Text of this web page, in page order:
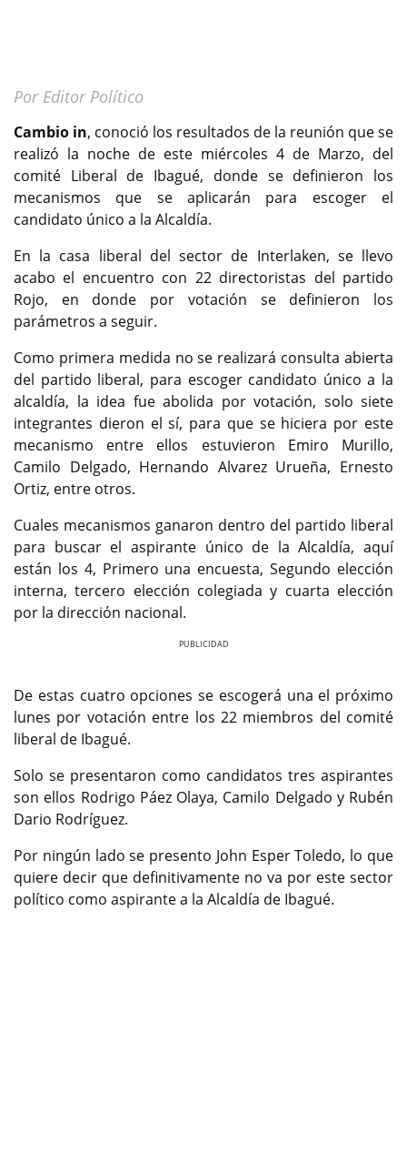
Por Editor Político
Cambio in, conoció los resultados de la reunión que se
realizó la noche de este miércoles 4 de Marzo, del
comité Liberal de Ibagué, donde se definieron los
mecanismos que se aplicarán para escoger el
candidato único a la Alcaldía.
En la casa liberal del sector de Interlaken, se llevo
acabo el encuentro con 22 directoristas del partido
Rojo, en donde por votación se definieron los
parámetros a seguir.
Como primera medida no se realizará consulta abierta
del partido liberal, para escoger candidato único a la
alcaldía, la idea fue abolida por votación, solo siete
integrantes dieron el sí, para que se hiciera por este
mecanismo entre ellos estuvieron Emiro Murillo,
Camilo Delgado, Hernando Alvarez Urueña, Ernesto
Ortiz, entre otros.
Cuales mecanismos ganaron dentro del partido liberal
para buscar el aspirante único de la Alcaldía, aquí
están los 4, Primero una encuesta, Segundo elección
interna, tercero elección colegiada y cuarta elección
por la dirección nacional.
De estas cuatro opciones se escogerá una el próximo
lunes por votación entre los 22 miembros del comité
liberal de Ibagué.
Solo se presentaron como candidatos tres aspirantes
son ellos Rodrigo Páez Olaya, Camilo Delgado y Rubén
Dario Rodríguez.
Por ningún lado se presento John Esper Toledo, lo que
quiere decir que definitivamente no va por este sector
político como aspirante a la Alcaldía de Ibagué.